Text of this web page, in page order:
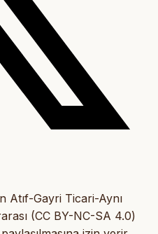
Atıf-Gayri Ticari-Aynı
(CC BY-NC-SA 4.0)